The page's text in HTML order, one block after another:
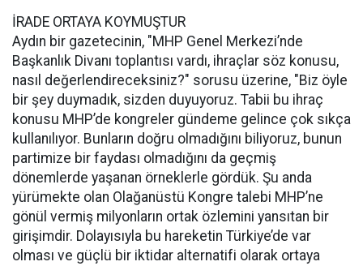
İRADE ORTAYA KOYMUŞTUR
Aydın bir gazetecinin, "MHP Genel Merkezi’nde
Başkanlık Divanı toplantısı vardı, ihraçlar söz konusu,
nasıl değerlendireceksiniz?" sorusu üzerine, "Biz öyle
bir şey duymadık, sizden duyuyoruz. Tabii bu ihraç
konusu MHP’de kongreler gündeme gelince çok sıkça
kullanılıyor. Bunların doğru olmadığını biliyoruz, bunun
partimize bir faydası olmadığını da geçmiş
dönemlerde yaşanan örneklerle gördük. Şu anda
yürümekte olan Olağanüstü Kongre talebi MHP’ne
gönül vermiş milyonların ortak özlemini yansıtan bir
girişimdir. Dolayısıyla bu hareketin Türkiye’de var
olması ve güçlü bir iktidar alternatifi olarak ortaya